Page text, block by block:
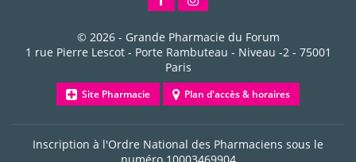
© 2026 - Grande Pharmacie du Forum
1 rue Pierre Lescot - Porte Rambuteau - Niveau -2- 75001
Paris
Site Pharmacie Plan d'accès & horaires
Inscription à l'Ordre National des Pharmaciens sous le